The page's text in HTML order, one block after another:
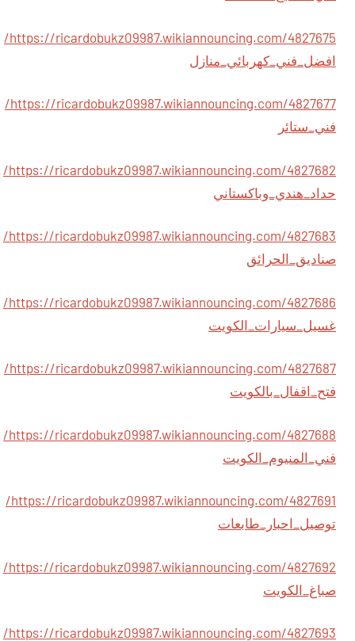
https://ricardobukz09987.wikiannouncing.com/4827675/
افضل_فني_كهربائي_منازل
https://ricardobukz09987.wikiannouncing.com/4827677/
فني_ستائر
https://ricardobukz09987.wikiannouncing.com/4827682/
حداد_هندي_وباكستاني
https://ricardobukz09987.wikiannouncing.com/4827683/
صناديق_الحرائق
https://ricardobukz09987.wikiannouncing.com/4827686/
غسيل_سيارات_الكويت
https://ricardobukz09987.wikiannouncing.com/4827687/
فتح_اقفال_بالكويت
https://ricardobukz09987.wikiannouncing.com/4827688/
فني_المنيوم_الكويت
https://ricardobukz09987.wikiannouncing.com/4827691/
توصيل_احبار_طابعات
https://ricardobukz09987.wikiannouncing.com/4827692/
صباغ_الكويت
https://ricardobukz09987.wikiannouncing.com/4827693/